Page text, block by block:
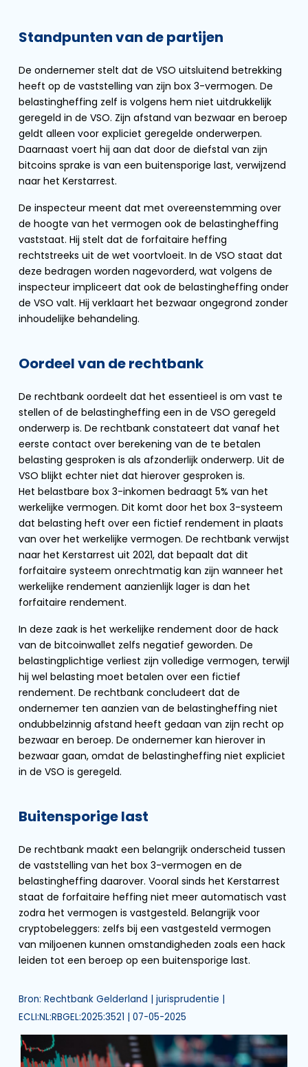
Standpunten van de partijen
De ondernemer stelt dat de VSO uitsluitend betrekking
heeft op de vaststelling van zijn box 3-vermogen. De
belastingheffing zelf is volgens hem niet uitdrukkelijk
geregeld in de VSO. Zijn afstand van bezwaar en beroep
geldt alleen voor expliciet geregelde onderwerpen.
Daarnaast voert hij aan dat door de diefstal van zijn
bitcoins sprake is van een buitensporige last, verwijzend
naar het Kerstarrest.
De inspecteur meent dat met overeenstemming over
de hoogte van het vermogen ook de belastingheffing
vaststaat. Hij stelt dat de forfaitaire heffing
rechtstreeks uit de wet voortvloeit. In de VSO staat dat
deze bedragen worden nagevorderd, wat volgens de
inspecteur impliceert dat ook de belastingheffing onder
de VSO valt. Hij verklaart het bezwaar ongegrond zonder
inhoudelijke behandeling.
Oordeel van de rechtbank
De rechtbank oordeelt dat het essentieel is om vast te
stellen of de belastingheffing een in de VSO geregeld
onderwerp is. De rechtbank constateert dat vanaf het
eerste contact over berekening van de te betalen
belasting gesproken is als afzonderlijk onderwerp. Uit de
VSO blijkt echter niet dat hierover gesproken is.
Het belastbare box 3-inkomen bedraagt 5% van het
werkelijke vermogen. Dit komt door het box 3-systeem
dat belasting heft over een fictief rendement in plaats
van over het werkelijke vermogen. De rechtbank verwijst
naar het Kerstarrest uit 2021, dat bepaalt dat dit
forfaitaire systeem onrechtmatig kan zijn wanneer het
werkelijke rendement aanzienlijk lager is dan het
forfaitaire rendement.
In deze zaak is het werkelijke rendement door de hack
van de bitcoinwallet zelfs negatief geworden. De
belastingplichtige verliest zijn volledige vermogen, terwijl
hij wel belasting moet betalen over een fictief
rendement. De rechtbank concludeert dat de
ondernemer ten aanzien van de belastingheffing niet
ondubbelzinnig afstand heeft gedaan van zijn recht op
bezwaar en beroep. De ondernemer kan hierover in
bezwaar gaan, omdat de belastingheffing niet expliciet
in de VSO is geregeld.
Buitensporige last
De rechtbank maakt een belangrijk onderscheid tussen
de vaststelling van het box 3-vermogen en de
belastingheffing daarover. Vooral sinds het Kerstarrest
staat de forfaitaire heffing niet meer automatisch vast
zodra het vermogen is vastgesteld. Belangrijk voor
cryptobeleggers: zelfs bij een vastgesteld vermogen
van miljoenen kunnen omstandigheden zoals een hack
leiden tot een beroep op een buitensporige last.
Bron: Rechtbank Gelderland | jurisprudentie |
ECLI:NL:RBGEL:2025:3521 | 07-05-2025